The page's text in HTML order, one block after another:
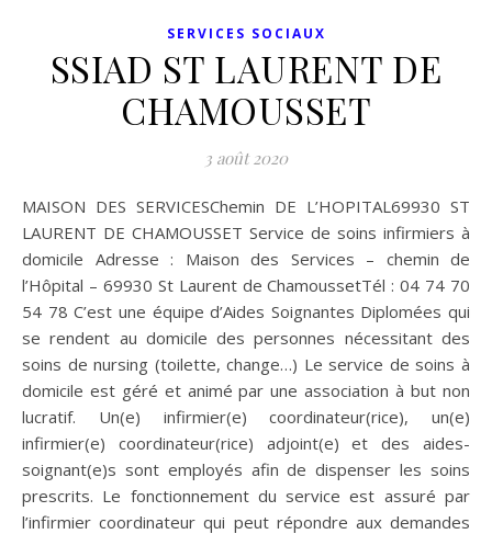
SERVICES SOCIAUX
SSIAD ST LAURENT DE
CHAMOUSSET
3 août 2020
MAISON DES SERVICESChemin DE L’HOPITAL69930 ST
LAURENT DE CHAMOUSSET Service de soins infirmiers à
domicile Adresse : Maison des Services – chemin de
l’Hôpital – 69930 St Laurent de ChamoussetTél : 04 74 70
54 78 C’est une équipe d’Aides Soignantes Diplomées qui
se rendent au domicile des personnes nécessitant des
soins de nursing (toilette, change…) Le service de soins à
domicile est géré et animé par une association à but non
lucratif. Un(e) infirmier(e) coordinateur(rice), un(e)
infirmier(e) coordinateur(rice) adjoint(e) et des aides-
soignant(e)s sont employés afin de dispenser les soins
prescrits. Le fonctionnement du service est assuré par
l’infirmier coordinateur qui peut répondre aux demandes